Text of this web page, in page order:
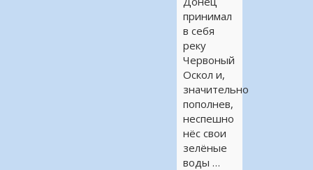
принимал
в себя
реку
Червоный
Оскол и,
значительно
пополнев,
неспешно
нёс свои
зелёные
воды …